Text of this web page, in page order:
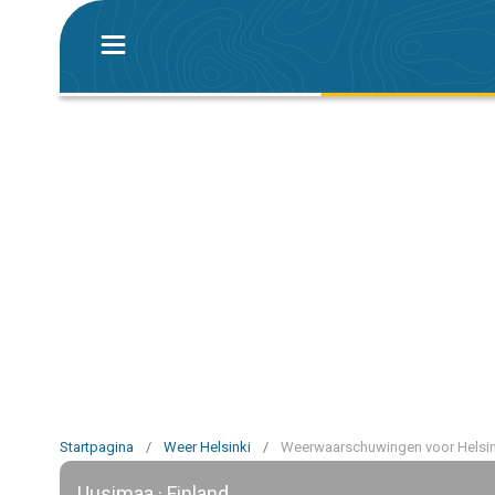
Startpagina / Weer Helsinki / Weerwaarschuwingen voor